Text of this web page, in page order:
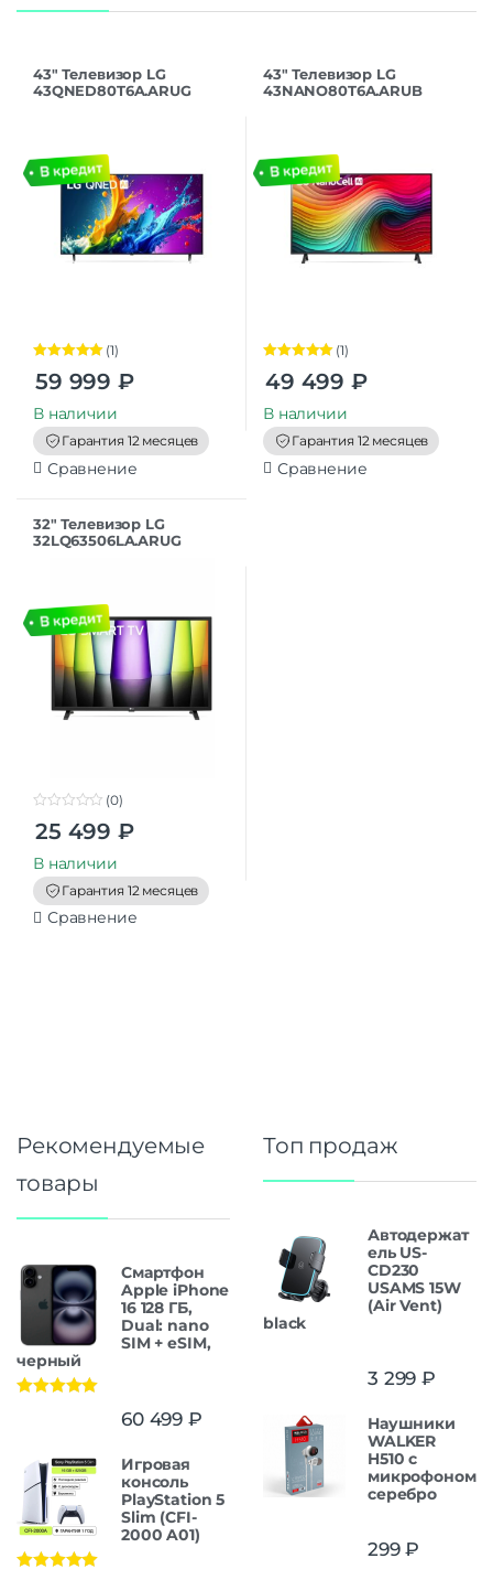
43″ Телевизор LG
43QNED80T6A.ARUG
из 5
(1)
59 999 ₽
В наличии
Гарантия 12 месяцев
Сравнение
43″ Телевизор LG
43NANO80T6A.ARUB
из 5
(1)
49 499 ₽
В наличии
Гарантия 12 месяцев
Сравнение
32″ Телевизор LG
32LQ63506LA.ARUG
o
t
o
f
5
(0)
25 499 ₽
В наличии
Гарантия 12 месяцев
Сравнение
Рекомендуемые
товары
Смартфон
Apple iPhone
16 128 ГБ,
Dual: nano
SIM + eSIM,
черный
60 499 ₽
Игровая
консоль
PlayStation 5
Slim (CFI-
2000 A01)
Топ продаж
Автодержат
ель US-
CD230
USAMS 15W
(Air Vent)
black
3 299 ₽
Наушники
WALKER
H510 с
микрофоном
серебро
299₽